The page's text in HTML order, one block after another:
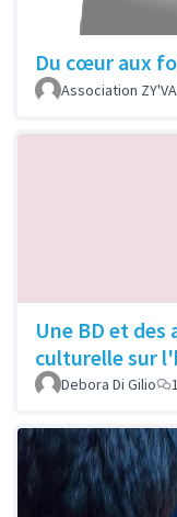
Du cœur aux
Association ZY'VA
Une BD et
culturelle sur
Debora Di Gilio 1